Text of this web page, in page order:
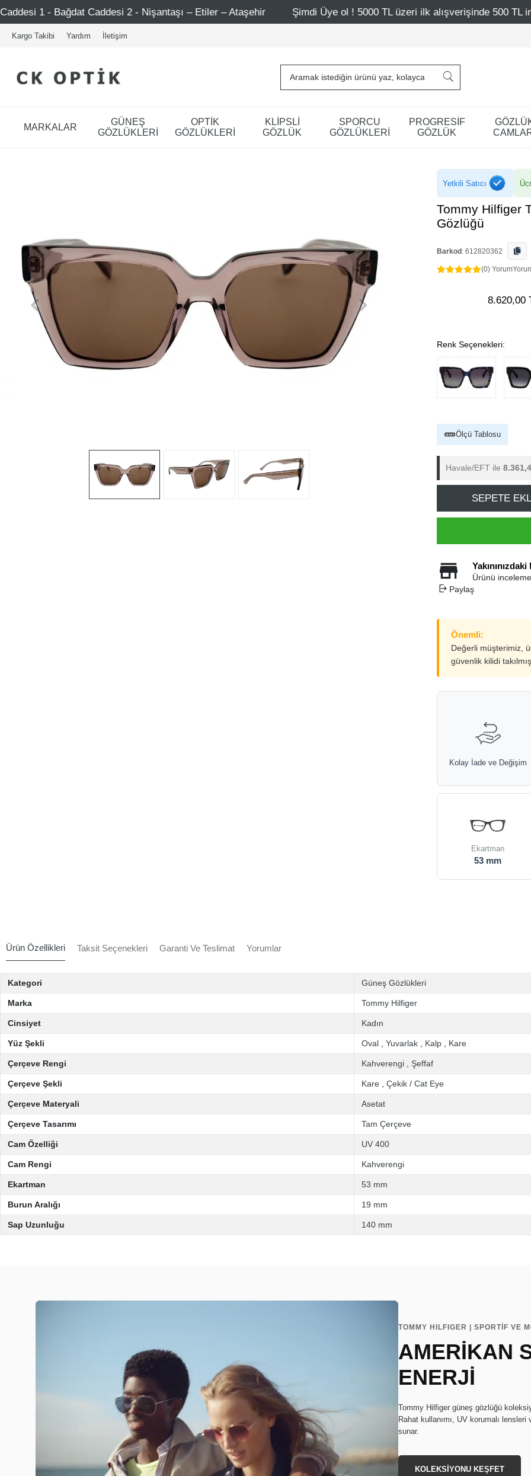
2 - Nişantaşı – Etiler – Ataşehir Şimdi Üye ol ! 5000 TL üzeri ilk alışverişinde 500 TL indirim
Kargo Takibi Yardım İletişim
MARKALAR
GÜNEŞ
GÖZLÜKLERİ
OPTİK
GÖZLÜKLERİ
KLİPSLİ
GÖZLÜK
SPORCU
GÖZLÜKLERİ
PROGRESİF
GÖZLÜK
Yetkili Satıcı
Tommy Hilfiger
Gözlüğü
Barkod : 612820362
(0) Yorum
8.620,00
Renk Seçenekleri:
Ölçü Tablosu
Havale/EFT ile
SEPETE
Ürünü
Paylaş
Önemli:
Değerli müşterimiz,
güvenlik kilidi
Kolay İade ve Değişim
Ekartman
53 mm
Ürün Özellikleri Taksit Seçenekleri Garanti Ve Teslimat Yorumlar
Kategori Güneş Gözlükleri
Marka Tommy Hilfiger
Cinsiyet Kadın
Yüz Şekli Oval Yuvarlak Kalp Kare
Çerçeve Rengi Kahverengi Şeffaf
Çerçeve Şekli Kare Çekik / Cat Eye
Çerçeve Materyali Asetat
Çerçeve Tasarımı Tam Çerçeve
Cam Özelliği UV 400
Cam Rengi Kahverengi
Ekartman 53 mm
Burun Aralığı 19 mm
Sap Uzunluğu 140 mm
TOMMY HILFIGER | SPORTİF VE
AMERİKAN
ENERJİ
Tommy Hilfiger güneş gözlüğü
Rahat kullanımı, UV korumalı
sunar.
KOLEKSİYONU KEŞFET